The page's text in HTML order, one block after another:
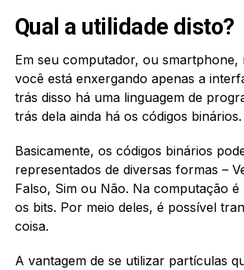
Qual a utilidade disto?
Em seu computador, ou smartphone,
você está enxergando apenas a
trás disso há uma linguagem de
trás dela ainda há os códigos binários.
Basicamente, os códigos binários
representados de diversas formas –
Falso, Sim ou Não. Na computação é
os bits. Por meio deles, é possível
coisa.
A vantagem de se utilizar partículas